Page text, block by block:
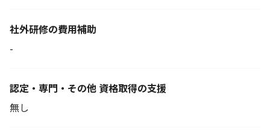
社外研修の費用補助
-
認定・専門・その他 資格取得の支援
無し